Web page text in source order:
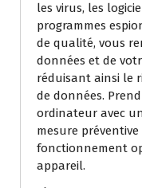
les virus, les
programmes
de qualité, vous
données et de
réduisant ainsi le
de données.
ordinateur avec
mesure
fonctionnement
appareil.